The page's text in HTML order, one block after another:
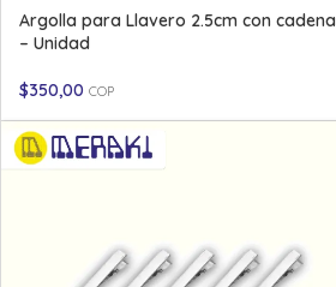
Argolla para Llavero 2.5cm con cadena
– Unidad
$350,00 COP